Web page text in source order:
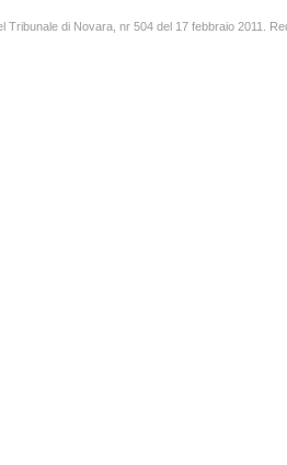
Tribunale di Novara, nr 504 del 17 febbraio 2011.